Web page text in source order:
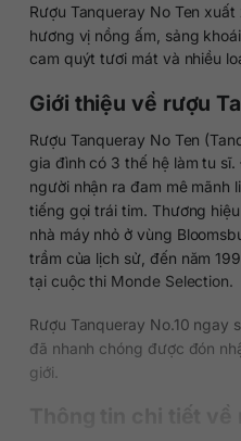
Rượu Tanqueray No Ten
hương vị nồng ấm, sảng
cam quýt tươi mát và nhiều
Giới thiệu về rượu
Rượu Tanqueray No Ten
gia đình có 3 thế hệ làm tu sĩ.
người nhận ra đam mê mãnh
tiếng gọi trái tim. Thương
nhà máy nhỏ ở vùng
trầm của lịch sử, đến năm
tại cuộc thi Monde Selection.
Rượu Tanqueray No.10 ngay
đã nhanh chóng được đón
giới.